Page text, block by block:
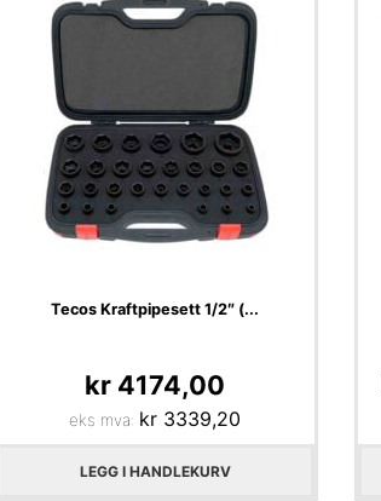
Tecos Kraftpipesett 1/2″ (...
kr 4174,00
eks mva: kr 3339,20
LEGG I HANDLEKURV